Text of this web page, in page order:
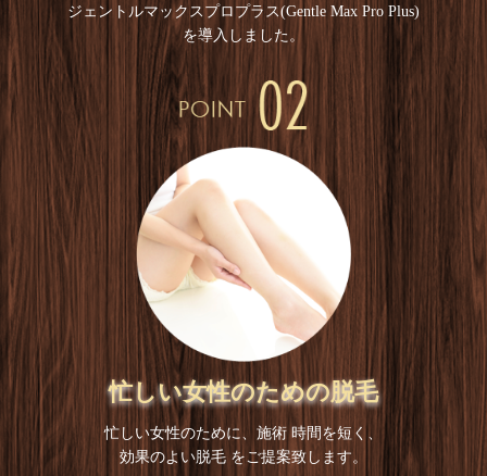
ジェントルマックスプロプラス(Gentle Max Pro Plus)
を導入しました。
忙しい女性のための脱毛
忙しい女性のために、施術 時間を短く、
効果のよい脱毛 をご提案致します。